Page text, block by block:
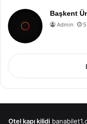
Başkent
Admin
Otel kapı kilidi